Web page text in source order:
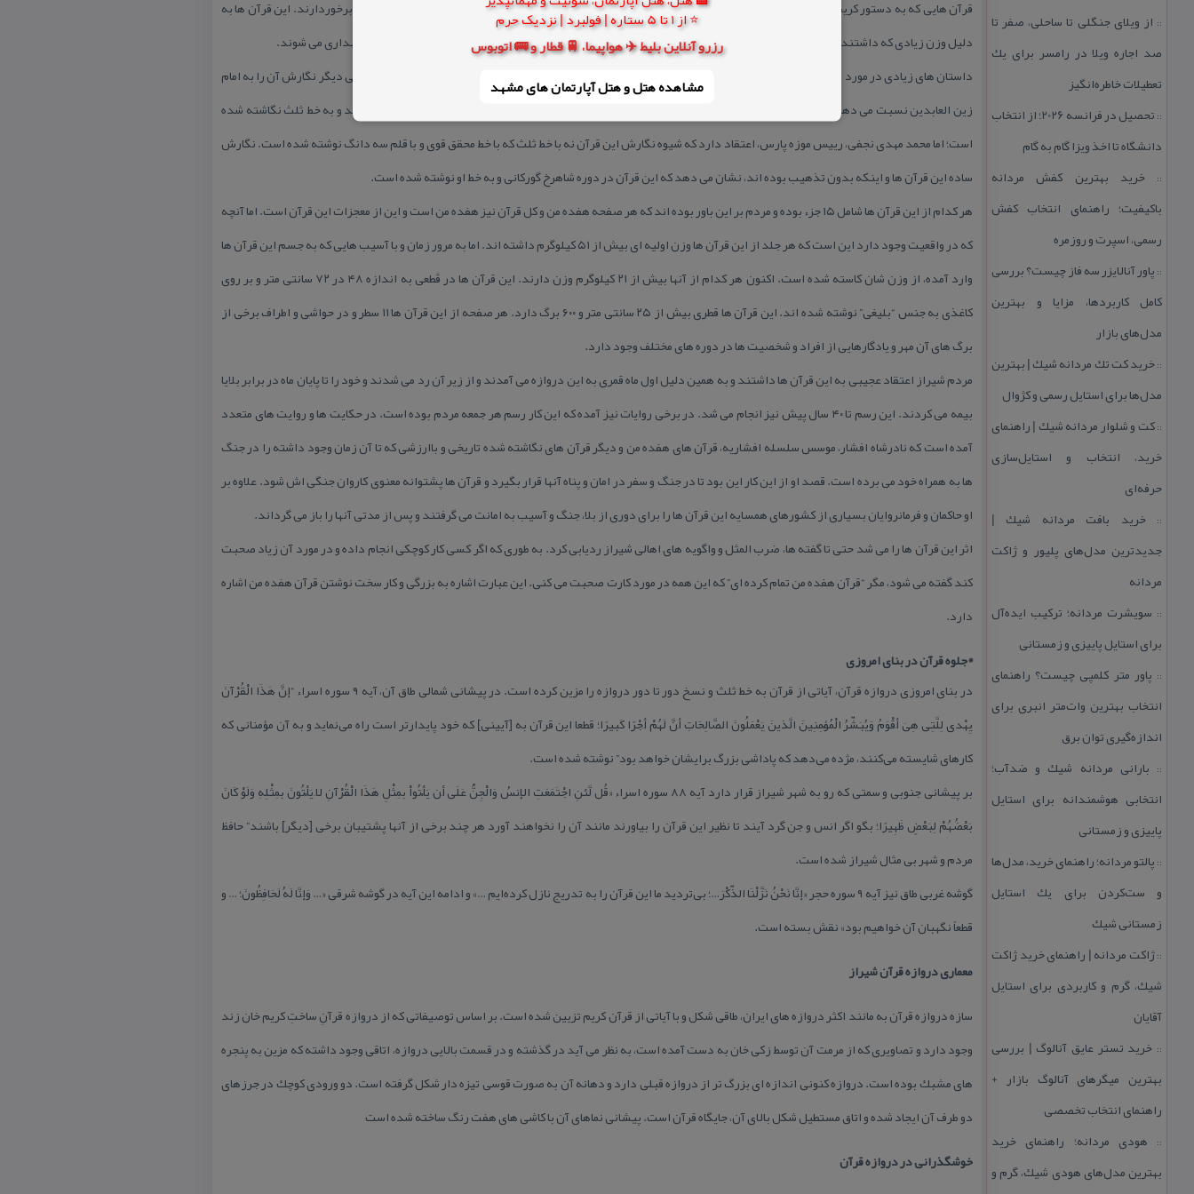
⭐ از 1 تا 5 ستاره | فولبرد | نزدیک حرم
رزرو آنلاین بلیط ✈️ هواپیما، 🚆 قطار و 🚌 اتوبوس
مشاهده هتل و هتل‌ آپارتمان های مشهد
:: از ویلای جنگلی تا ساحلی، صفر تا
صد اجاره ویلا در رامسر برای یك
تعطیلات خاطره‌انگیز
::
تحصیل در فرانسه 2026؛ از انتخاب
دانشگاه تا اخذ ویزا گام به گام
::خرید بهترین كفش مردانه
باكیفیت؛ راهنمای انتخاب كفش
رسمی، اسپرت و روزمره
:: پاور آنالایزر سه فاز چیست؟ بررسی
كامل كاربردها، مزایا و بهترین
مدل‌های بازار
::خرید كت تك مردانه شیك | بهترین
مدل‌ها برای استایل رسمی و كژوال
::كت و شلوار مردانه شیك | راهنمای
خرید، انتخاب و استایل‌سازی
حرفه‌ای
::خرید بافت مردانه شیك |
جدیدترین مدل‌های پلیور و ژاكت
مردانه
:: سویشرت مردانه؛ تركیب ایده‌آل
برای استایل پاییزی و زمستانی
:: پاور متر كلمپی چیست؟ راهنمای
انتخاب بهترین وات‌متر انبری برای
اندازه‌گیری توان برق
:: بارانی مردانه شیك و ضدآب؛
انتخابی هوشمندانه برای استایل
پاییزی و زمستانی
:: پالتو مردانه؛ راهنمای خرید، مدل‌ها
و ست‌كردن برای یك استایل
زمستانی شیك
::ژاكت مردانه | راهنمای خرید ژاكت
شیك، گرم و كاربردی برای استایل
آقایان
:: خرید تستر عایق آنالوگ | بررسی
بهترین میگرهای آنالوگ بازار +
راهنمای انتخاب تخصصی
:: هودی مردانه؛ راهنمای خرید
بهترین مدل‌های هودی شیك، گرم و
قرآن هایی كه به دستور كریم خان زند در درون اتاقك بالای دروازه گذاشته شده است، داستان های متفاوتی دارند و از شهرت بسیار برخوردارند. این قرآن ها به
دلیل وزن زیادی كه داشتند به “قرآن هفده من” مشهور شده و مورد احترام مردم بودند. قرآن های هفده من امروزه در موزه پارس نگهداری می شوند.
داستان های زیادی در مورد نویسندگان این قرآن وجود دارد. برخی معتقدند این قرآن نفیس خطی، نوشته امام حسین (ع) است و برخی دیگر نگارش آن را به امام
زین العابدین نسبت می دهند؛ ولی بیشتر مردم اعتقاد دارند قرآن هفده من به خط سلطان ابراهیم، فرزند شاهرخ گوركانی در دو جلد و به خط ثلث نگاشته شده
است؛ اما محمد مهدی نجفی، رییس موزه پارس، اعتقاد دارد كه شیوه نگارش این قرآن نه با خط ثلث كه با خط محقق قوی و با قلم سه دانگ نوشته شده است. نگارش
ساده این قرآن ها و اینكه بدون تذهیب بوده اند، نشان می دهد كه این قرآن در دوره شاهرخ گوركانی و به خط او نوشته شده است.
هر كدام از این قرآن ها شامل ۱۵ جزء بوده و مردم بر این باور بوده اند كه هر صفحه هفده من و كل قرآن نیز هفده من است و این از معجزات این قرآن است. اما آنچه
كه در واقعیت وجود دارد این است كه هر جلد از این قرآن ها وزن اولیه ای بیش از ۵۱ كیلوگرم داشته اند. اما به مرور زمان و با آسیب هایی كه به جسم این قرآن ها
وارد آمده، از وزن شان كاسته شده است. اكنون هر كدام از آنها بیش از ۲۱ كیلوگرم وزن دارند. این قرآن ها در قَطعی به اندازه ۴۸ در ۷۲ سانتی متر و بر روی
كاغذی به جنس “بلیغی” نوشته شده اند. این قرآن ها قطری بیش از ۲۵ سانتی متر و ۶۰۰ برگ دارد. هر صفحه از این قرآن ها ۱۱ سطر و در حواشی و اطراف برخی از
برگ های آن مهر و یادگارهایی از افراد و شخصیت ها در دوره های مختلف وجود دارد.
مردم شیراز اعتقاد عجیبی به این قرآن ها داشتند و به همین دلیل اول ماه قمری به این دروازه می آمدند و از زیر آن رد می شدند و خود را تا پایان ماه در برابر بلایا
بیمه می كردند. این رسم تا ۴۰ سال پیش نیز انجام می شد. در برخی روایات نیز آمده كه این كار رسم هر جمعه مردم بوده است. در حكایت ها و روایت های متعدد
آمده است كه نادرشاه افشار، موسس سلسله افشاریه، قرآن های هفده من و دیگر قرآن های نگاشته شده تاریخی و باارزشی كه تا آن زمان وجود داشته را در جنگ
ها به همراه خود می برده است. قصد او از این كار این بود تا در جنگ و سفر در امان و پناه آنها قرار بگیرد و قرآن ها پشتوانه معنوی كاروان جنگی اش شود. علاوه بر
او حاكمان و فرمانروایان بسیاری از كشورهای همسایه این قرآن ها را برای دوری از بلا، جنگ و آسیب به امانت می گرفتند و پس از مدتی آنها را باز می گرداند.
اثر این قرآن ها را می شد حتی تا گفته ها، ضرب المثل و واگویه های اهالی شیراز ردیابی كرد. به طوری كه اگر كسی كار كوچكی انجام داده و در مورد آن زیاد صحبت
كند گفته می شود، مگر “قرآن هفده من تمام كرده ای” كه این همه در مورد كارت صحبت می كنی. این عبارت اشاره به بزرگی و كار سخت نوشتن قرآن هفده من اشاره
دارد.
*جلوه قرآن در بنای امروزی
در بنای امروزی دروازه قرآن، آیاتی از قرآن به خط ثلث و نسخ دور تا دور دروازه را مزین كرده است. در پیشانی شمالی طاق آن، آیه ۹ سوره اسراء “إِنَّ هَذَا الْقُرْآنَ
یِهْدی لِلَّتِی هِیَ أَقْوَمُ وَیُبَشّرُ الْمُؤْمِنِینَ الَّذینَ یَعْمَلُونَ الصَّالِحَاتِ أَنَّ لَهُمْ أَجْرًا كَبیرًا؛ قطعا این قرآن به [آیینی] كه خود پایدارتر است راه می‌‏نماید و به آن مؤمنانی كه
كارهای شایسته می‌‏كنند، مژده می‌‏دهد كه پاداشی بزرگ برایشان خواهد بود” نوشته شده است.
بر پیشانی جنوبی و سمتی كه رو به شهر شیراز قرار دارد آیه ۸۸ سوره اسراء «قُل لَّئِنِ اجْتَمَعَتِ الإِنسُ وَالْجِنُّ عَلَی أَن یَأْتُواْ بمِثْلِ هَذَا الْقُرْآنِ لاَ یَأْتُونَ بمِثْلِهِ وَلَوْ كَانَ
بَعْضُهُمْ لِبَعْضٍ ظَهِیرًا؛ بگو اگر انس و جن گرد آیند تا نظیر این قرآن را بیاورند مانند آن را نخواهند آورد هر چند برخی از آنها پشتیبان برخی [دیگر] باشند” حافظ
مردم و شهر بی مثال شیراز شده است.
گوشه غربی طاق نیز آیه ۹ سوره حجر «إِنَّا نَحْنُ نَزَّلْنَا الذّكْرَ…؛ بی‌‏تردید ما این قرآن را به تدریج نازل كرده‌‏ایم …» و ادامه این آیه در گوشه شرقی «… وَإِنَّا لَهُ لَحَافِظُونَ؛ … و
قطعاً نگهبان آن خواهیم بود» نقش بسته است.
معماری دروازه قرآن شیراز
سازه دروازه قرآن به مانند اكثر دروازه های ایران، طاقی شكل و با آیاتی از قرآن كریم تزیین شده است. بر اساس توصیفاتی كه از دروازه قرآنِ ساختِ كریم خان زند
وجود دارد و تصاویری كه از مرمت آن توسط زكی خان به دست آمده است، به نظر می آید در گذشته و در قسمت بالایی دروازه، اتاقی وجود داشته كه مزین به پنجره
های مشبك بوده است. دروازه كنونی اندازه ای بزرگ تر از دروازه قبلی دارد و دهانه آن به صورت قوسی تیزه دار شكل گرفته است. دو ورودی كوچك در جرزهای
دو طرف آن ایجاد شده و اتاق مستطیل شكل بالای آن، جایگاه قرآن است. پیشانی نماهای آن با كاشی های هفت رنگ ساخته شده است
خوشگذرانی در دروازه قرآن